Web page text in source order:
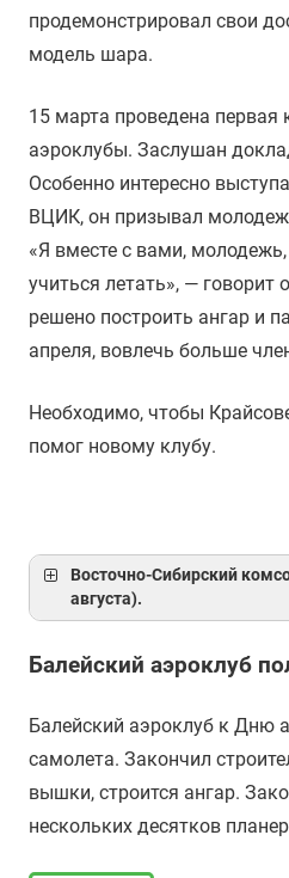
продемонстрировал свои
модель шара.
15 марта проведена первая
аэроклубы. Заслушан
Особенно интересно
ВЦИК, он призывал
«Я вместе с вами,
учиться летать», — говорит
решено построить ангар и
апреля, вовлечь больше
Необходимо, чтобы
помог новому клубу.
Восточно-Сибирский
августа).
Балейский аэроклуб
Балейский аэроклуб к Дню
самолета. Закончил
вышки, строится ангар.
нескольких десятков